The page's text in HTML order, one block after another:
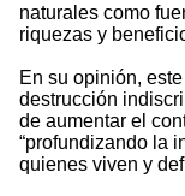
naturales como
riquezas y
En su opinión,
destrucción
de aumentar el
“profundizando la
quienes viven y